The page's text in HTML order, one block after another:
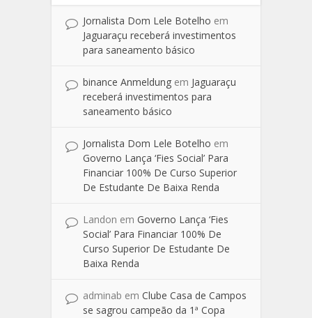
Jornalista Dom Lele Botelho em
Jaguaraçu receberá investimentos
para saneamento básico
binance Anmeldung em Jaguaraçu
receberá investimentos para
saneamento básico
Jornalista Dom Lele Botelho em
Governo Lança ‘Fies Social’ Para
Financiar 100% De Curso Superior
De Estudante De Baixa Renda
Landon em Governo Lança ‘Fies
Social’ Para Financiar 100% De
Curso Superior De Estudante De
Baixa Renda
adminab em Clube Casa de Campos
se sagrou campeão da 1ª Copa